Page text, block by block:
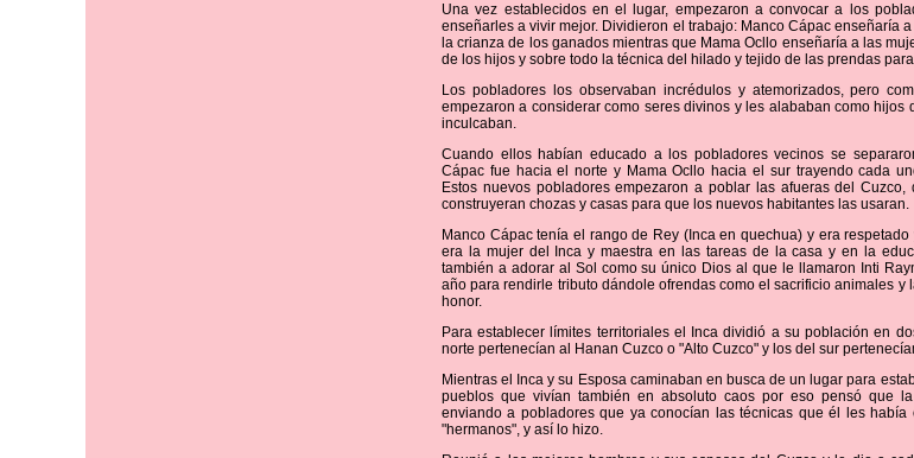
Una vez establecidos en el lugar, empezaron a convocar a los
enseñarles a vivir mejor. Dividieron el trabajo: Manco Cápac enseñaría
la crianza de los ganados mientras que Mama Ocllo enseñaría a las
de los hijos y sobre todo la técnica del hilado y tejido de las prendas
Los pobladores los observaban incrédulos y atemorizados, pero
empezaron a considerar como seres divinos y les alababan como
inculcaban.
Cuando ellos habían educado a los pobladores vecinos se
Cápac fue hacia el norte y Mama Ocllo hacia el sur trayendo cada
Estos nuevos pobladores empezaron a poblar las afueras del
construyeran chozas y casas para que los nuevos habitantes las usaran.
Manco Cápac tenía el rango de Rey (Inca en quechua) y era
era la mujer del Inca y maestra en las tareas de la casa y en la
también a adorar al Sol como su único Dios al que le llamaron Inti
año para rendirle tributo dándole ofrendas como el sacrificio animales y
honor.
Para establecer límites territoriales el Inca dividió a su población en
norte pertenecían al Hanan Cuzco o "Alto Cuzco" y los del sur
Mientras el Inca y su Esposa caminaban en busca de un lugar para
pueblos que vivían también en absoluto caos por eso pensó que
enviando a pobladores que ya conocían las técnicas que él les
"hermanos", y así lo hizo.